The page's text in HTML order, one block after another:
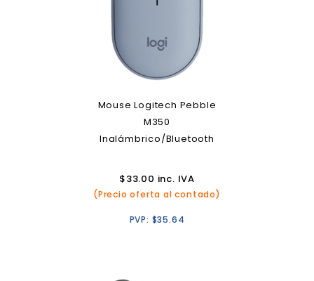
Mouse Logitech Pebble
M350
Inalámbrico/Bluetooth
$33.00 inc. IVA
(Precio oferta al contado)
PVP: $35.64